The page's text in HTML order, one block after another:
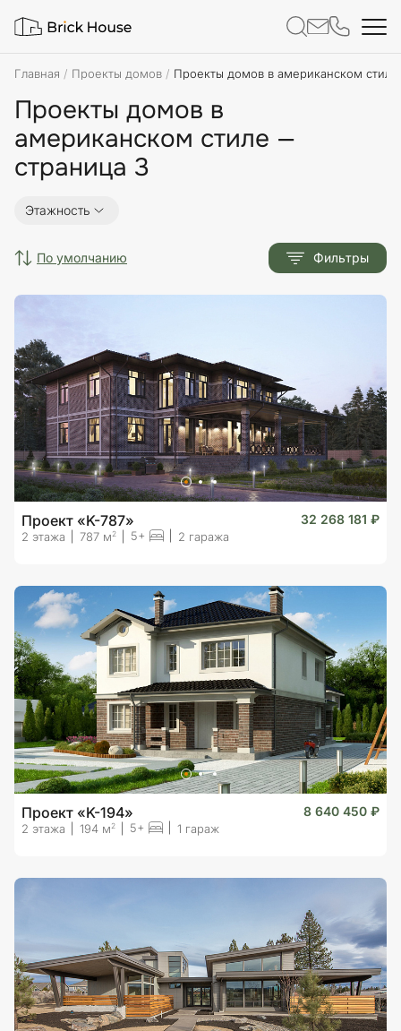
Главная Проекты домов Проекты домов в американском стиле
Проекты домов в
американском стиле —
страница 3
Этажность
по умолчанию Фильтры
Проект «K-787» 32 268 181 ₽
2 этажа 787 м2 5+ 2 гаража
Проект «K-194» 8 640 450 ₽
2 этажа 194 м 2 5+ 1 гараж